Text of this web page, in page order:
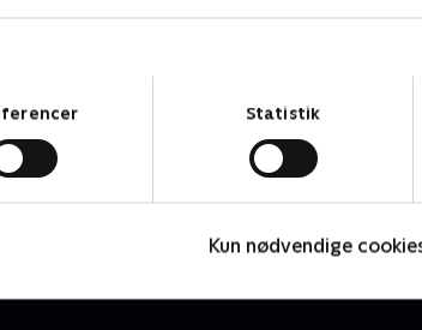
Statistik
Kun nødvendige